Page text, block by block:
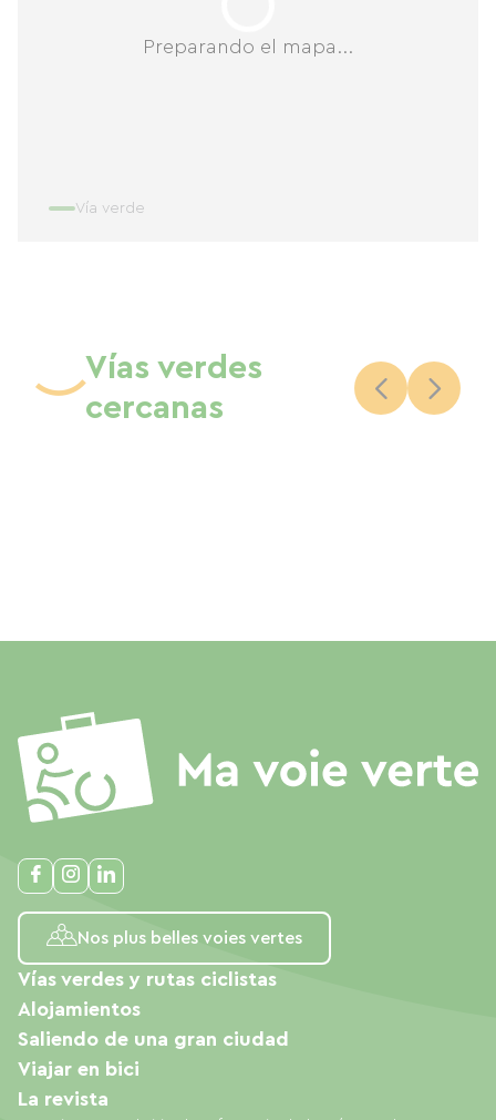
Preparando el mapa...
Vía verde
Vías verdes
cercanas
Nos plus belles voies vertes
Vías verdes y rutas ciclistas
Alojamientos
Saliendo de una gran ciudad
Viajar en bici
La revista